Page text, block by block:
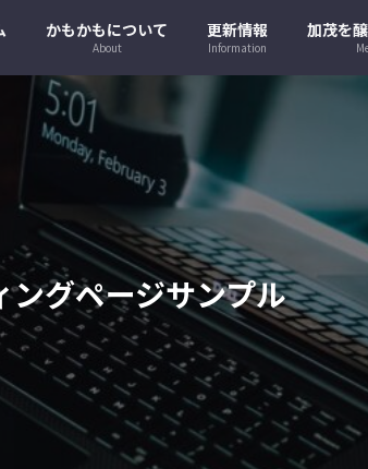
かもかもについて
About
更新情報
Information
加茂を
ングページサンプル